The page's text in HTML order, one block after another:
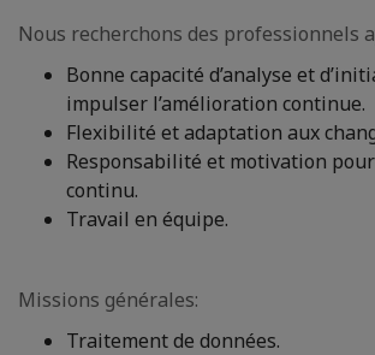
Nous recherchons des professionnels
Bonne capacité d’analyse et
impulser l’amélioration continue.
Flexibilité et adaptation aux
Responsabilité et motivation
continu.
Travail en équipe.
Missions générales:
Traitement de données.